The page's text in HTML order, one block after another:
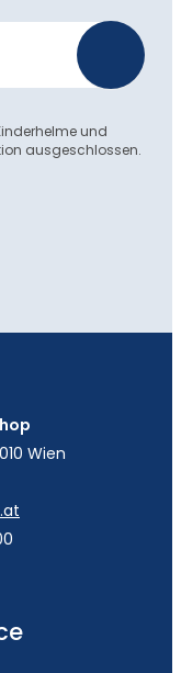
und
ausgeschlossen.
Wien